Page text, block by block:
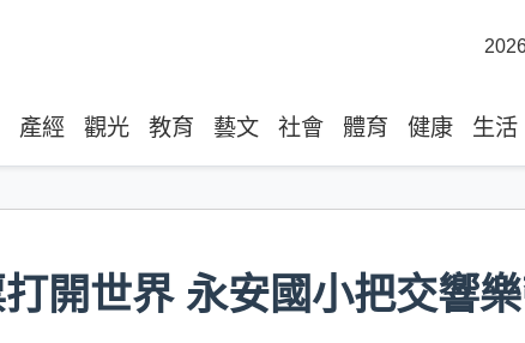
產經 觀光 教育 藝文 社會 體育 健康 生活
開世界 永安國小把交響